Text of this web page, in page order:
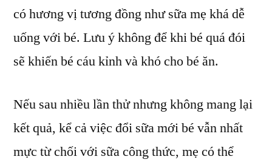
có hương vị tương đồng như sữa mẹ khá dễ
uống với bé. Lưu ý không để khi bé quá đói
sẽ khiến bé cáu kỉnh và khó cho bé ăn.
Nếu sau nhiều lần thử nhưng không mang lại
kết quả, kể cả việc đổi sữa mới bé vẫn nhất
mực từ chối với sữa công thức, mẹ có thể